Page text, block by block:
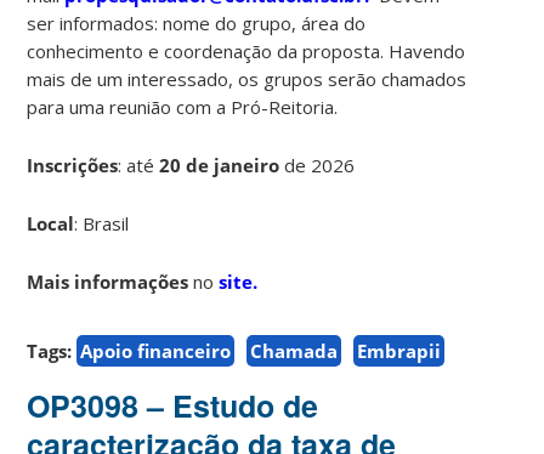
ser informados: nome do grupo, área do
conhecimento e coordenação da proposta. Havendo
mais de um interessado, os grupos serão chamados
para uma reunião com a Pró-Reitoria.
Inscrições: até20 de janeirode 2026
Local: Brasil
Mais informações nosite.
Tags: Apoio financeiro Chamada Embrapii
OP3098 – Estudo de
caracterização da taxa de